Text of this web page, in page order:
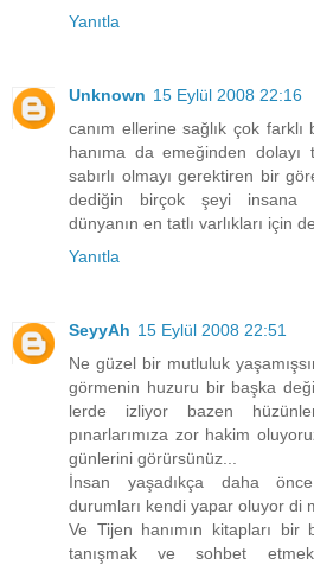
Yanıtla
Unknown 15 Eylül 2008 22:16
canım ellerine sağlık çok
hanıma da emeğinden
sabırlı olmayı gerektiren bir
dediğin birçok şeyi insana
dünyanın en tatlı varlıkları için
Yanıtla
SeyyAh 15 Eylül 2008 22:51
Ne güzel bir mutluluk
görmenin huzuru bir başka
lerde izliyor bazen
pınarlarımıza zor hakim
günlerini görürsünüz...
İnsan yaşadıkça daha önce
durumları kendi yapar oluyor di
Ve Tijen hanımın kitapları
tanışmak ve sohbet